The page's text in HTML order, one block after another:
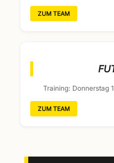
ZUM TEAM
Training: Donnerstag
ZUM TEAM